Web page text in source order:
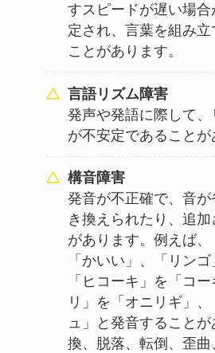
すスピードが遅い場
定され、言葉を組み
ことがあります。
言語リズム障害
発声や発語に際して、
が不安定であることが
構音障害
発音が不正確で、音
き換えられたり、追
があります。例えば
「かいい」、「リン
「ヒコーキ」を「コ
リ」を「オニリギ」
ュ」と発音すること
換、脱落、転倒、歪曲